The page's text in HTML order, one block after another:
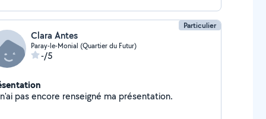
Particulier
Clara Antes
Paray-le-Monial (Quartier du Futur)
-/5
Je n'ai pas encore renseigné ma présentation.